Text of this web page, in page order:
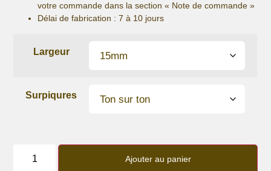
votre commande dans la section « Note de commande »
Délai de fabrication : 7 à 10 jours
Largeur
Surpiqures
Bracelet
Ajouter au panier